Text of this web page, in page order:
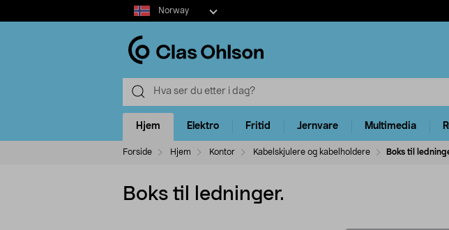
Select
market
Norway
Hjem Elektro Fritid Jernvare Multimedia
Forside Hjem Kontor Kabelskjulere og kabelholdere Boks til
Boks til ledninger.